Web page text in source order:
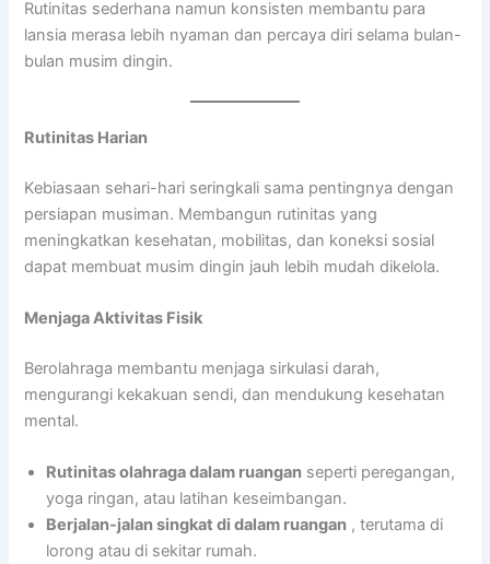
Rutinitas sederhana namun konsisten membantu para
lansia merasa lebih nyaman dan percaya diri selama bulan-
bulan musim dingin.
Rutinitas Harian
Kebiasaan sehari-hari seringkali sama pentingnya dengan
persiapan musiman. Membangun rutinitas yang
meningkatkan kesehatan, mobilitas, dan koneksi sosial
dapat membuat musim dingin jauh lebih mudah dikelola.
Menjaga Aktivitas Fisik
Berolahraga membantu menjaga sirkulasi darah,
mengurangi kekakuan sendi, dan mendukung kesehatan
mental.
Rutinitas olahraga dalam ruangan seperti peregangan,
yoga ringan, atau latihan keseimbangan.
Berjalan-jalan singkat di dalam ruangan , terutama di
lorong atau di sekitar rumah.